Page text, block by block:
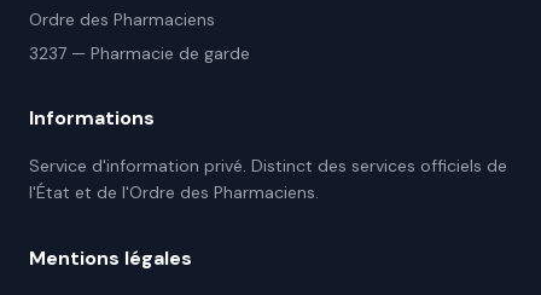
Ordre des Pharmaciens
3237 — Pharmacie de garde
Informations
Service d'information privé. Distinct des services officiels de
l'État et de l'Ordre des Pharmaciens.
Mentions légales